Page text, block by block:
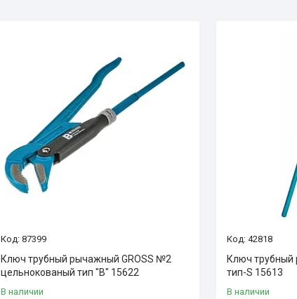
87399
Ключ трубный рычажный GROSS №2
цельнокованый тип "B" 15622
В наличии
42818
Ключ
тип-S 15613
В наличии